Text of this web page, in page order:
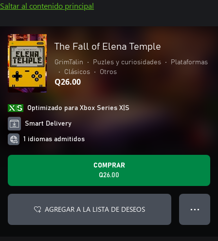
Saltar al contenido principal
The Fall of Elena Temple
GrimTalin • Puzles y curiosidades •
Plataformas
•
Clásicos • Otros
Q26.00
Optimizado para Xbox Series X|S
Smart Delivery
1 idiomas admitidos
COMPRAR
Q26.00
AGREGAR A LA LISTA DE DESEOS ● ● ●